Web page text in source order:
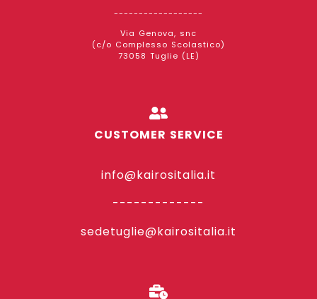
------------------
Via Genova, snc
(c/o Complesso Scolastico)
73058 Tuglie (LE)
CUSTOMER SERVICE
info@kairositalia.it
-------------
sedetuglie@kairositalia.it